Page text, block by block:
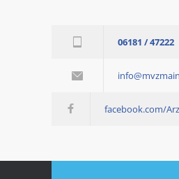
06181 / 47222
facebook.com/